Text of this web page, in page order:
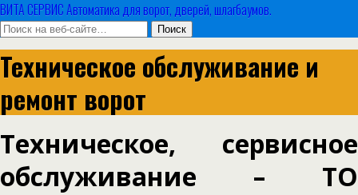
ВИТА СЕРВИС Автоматика для ворот, дверей, шлагбаумов.
Техническое обслуживание и
ремонт ворот
Техническое, сервисное
обслуживание – ТО